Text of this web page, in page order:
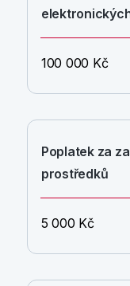
100 000 Kč
Poplatek za
prostředků
5 000 Kč